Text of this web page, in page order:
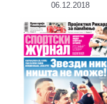
06.12.2018